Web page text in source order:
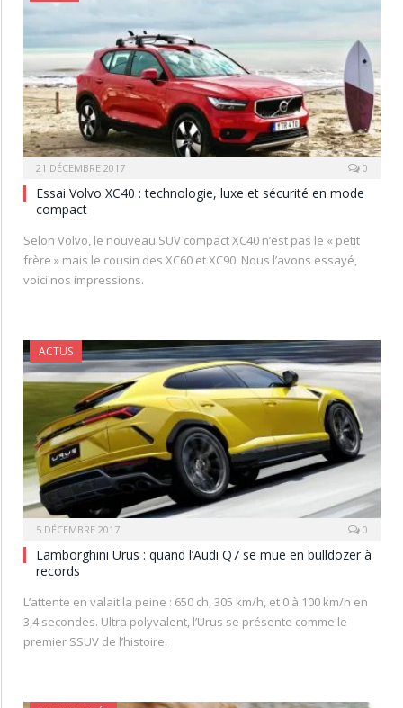
21 DÉCEMBRE 2017 0
Essai Volvo XC40 : technologie, luxe et sécurité en mode
compact
Selon Volvo, le nouveau SUV compact XC40 n’est pas le « petit
frère » mais le cousin des XC60 et XC90. Nous l’avons essayé,
voici nos impressions.
ACTUS
5 DÉCEMBRE 2017 0
Lamborghini Urus : quand l’Audi Q7 se mue en bulldozer à
records
L’attente en valait la peine : 650 ch, 305 km/h, et 0 à 100 km/h en
3,4 secondes. Ultra polyvalent, l’Urus se présente comme le
premier SSUV de l’histoire.